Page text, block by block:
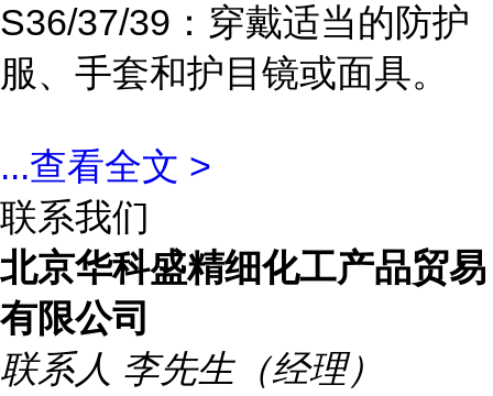
S36/37/39：穿戴适当的防护
服、手套和护目镜或面具。
...查看全文 >
联系我们
北京华科盛精细化工产品贸易
有限公司
联系人 李先生（经理）